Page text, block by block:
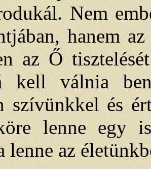
Nem
hanem
az Ő
kell válnia
szívünkkel és
lenne egy
lenne az